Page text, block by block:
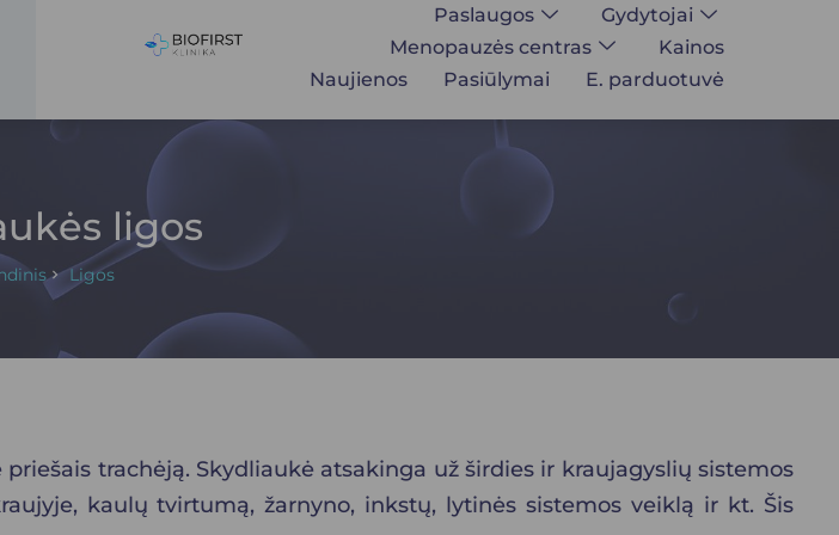
Paslaugos
Gydytojai
Menopauzės centras
Kainos
Naujienos
Pasiūlymai E. parduotuvė
ligos
Ligos
trachėją. Skydliaukė atsakinga už širdies ir kraujagyslių sistemos
kaulų tvirtumą, žarnyno, inkstų, lytinės sistemos veiklą ir kt. Šis